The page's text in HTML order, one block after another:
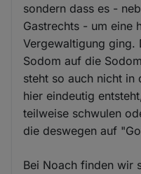
sondern dass es -
Gastrechts - um eine
Vergewaltigung ging.
Sodom auf die
steht so auch nicht in
hier eindeutig
teilweise schwulen
die deswegen auf
Bei Noach finden wir